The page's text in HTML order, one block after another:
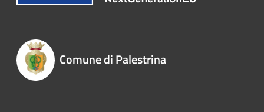
Comune di Palestrina